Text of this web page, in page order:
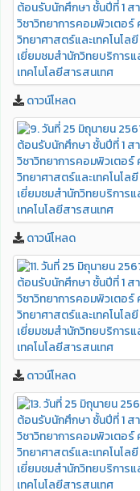
ดาวน์โหลด
ดาวน์โหลด
ดาวน์โหลด